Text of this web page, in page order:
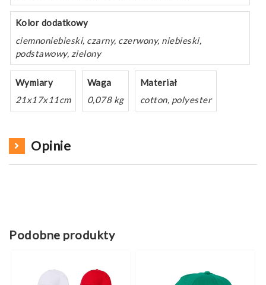
Kolor dodatkowy
ciemnoniebieski, czarny, czerwony, niebieski,
podstawowy, zielony
Wymiary
21x17x11cm
Waga
0,078 kg
Materiał
cotton, polyester
Opinie
Podobne produkty